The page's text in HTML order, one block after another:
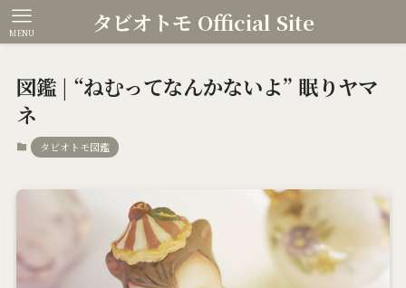
タビオトモ Official Site
MENU
図鑑 | “ねむってなんかないよ” 眠りヤマ
ネ
タビオトモ図鑑